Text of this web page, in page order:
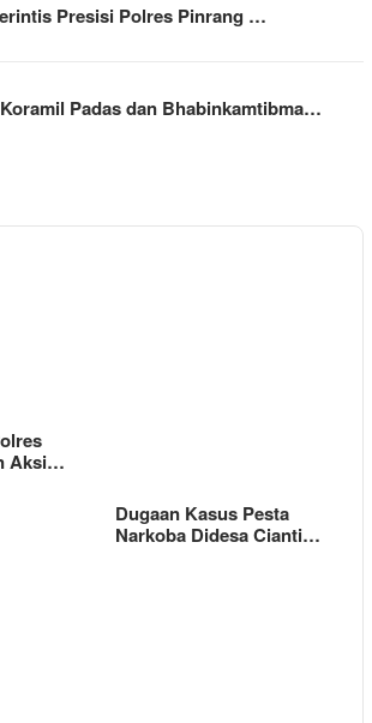
Presisi Polres Pinrang …
Padas dan Bhabinkamtibma…
Aksi…
Dugaan Kasus Pesta
Narkoba Didesa Cianti…